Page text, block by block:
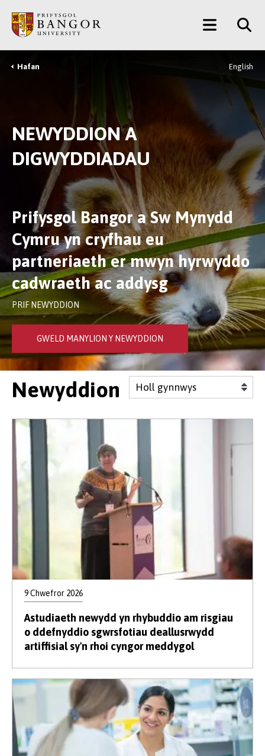
Prif
Gynnwys
Main
Menu
Breadcrumb
Hafan English
NEWYDDION A
DIGWYDDIADAU
Prifysgol Bangor a Sw Mynydd
Cymru yn cryfhau eu
partneriaeth er mwyn hyrwyddo
cadwraeth ac addysg
PRIF NEWYDDION
GWELD MANYLION Y NEWYDDION
Newyddion
9 Chwefror 2026
Astudiaeth newydd yn rhybuddio am risgiau
o ddefnyddio sgwrsfotiau deallusrwydd
artiffisial sy'n rhoi cyngor meddygol